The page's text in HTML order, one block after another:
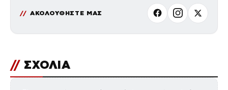
ΑΚΟΛΟΥΘΗΣΤΕ ΜΑΣ
// ΣΧΟΛΙΑ